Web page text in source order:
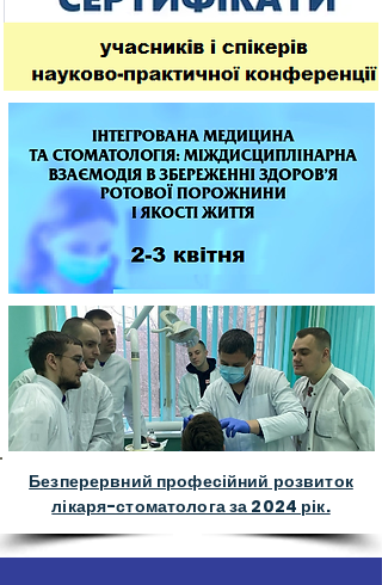
Безперервний професійний розвиток
лікаря-стоматолога за 2024 рік.